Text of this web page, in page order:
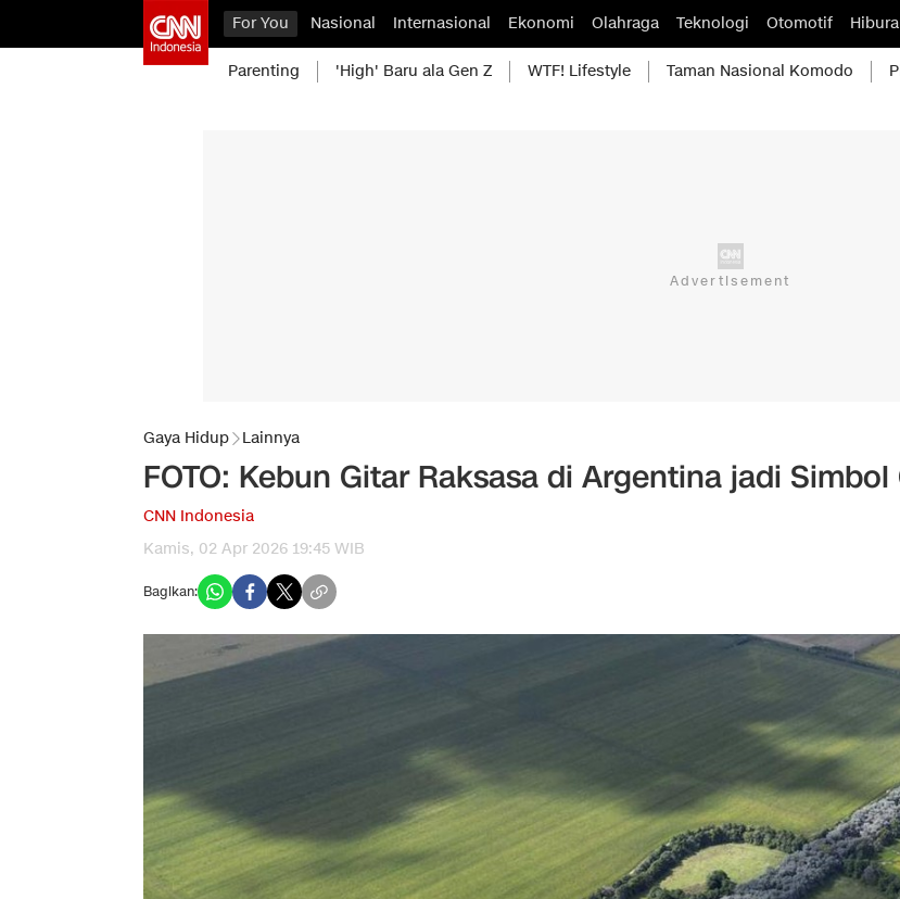
For You Nasional Internasional Ekonomi Olahraga Teknologi Otomotif
Parenting 'High' Baru ala Gen Z WTF! Lifestyle Taman Nasional Komodo
Gaya Hidup Lainnya
FOTO: Kebun Gitar Raksasa di Argentina jadi
CNN Indonesia
Kamis, 02 Apr 2026 19:45 WIB
Bagikan: